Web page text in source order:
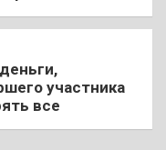
участника
все